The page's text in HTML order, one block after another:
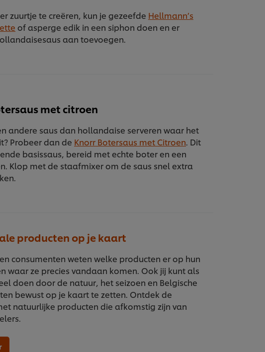
zuurtje te creëren, kun je gezeefde Hellmann’s
of asperge edik in een siphon doen en er
aan toevoegen.
met citroen
andere saus dan hollandaise serveren waar het
Probeer dan de Knorr Botersaus met Citroen. Dit
basissaus, bereid met echte boter en een
Klop met de staafmixer om de saus snel extra
producten op je kaart
consumenten weten welke producten er op hun
waar ze precies vandaan komen. Ook jij kunt als
doen door de natuur, het seizoen en Belgische
bewust op je kaart te zetten. Ontdek de
natuurlijke producten die afkomstig zijn van